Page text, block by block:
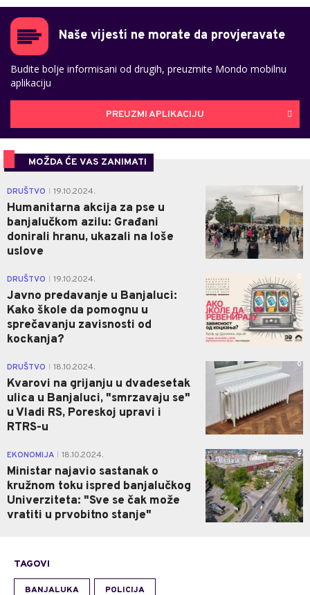
Naše vijesti ne morate da provjeravate
Budite bolje informisani od drugih, preuzmite Mondo mobilnu
aplikaciju
PREUZMI APLIKACIJU
MOŽDA ĆE VAS ZANIMATI
DRUŠTVO 19.10.2024.
Humanitarna akcija za pse u
banjalučkom azilu: Građani
donirali hranu, ukazali na loše
uslove
3
DRUŠTVO 19.10.2024.
Javno predavanje u Banjaluci:
Kako škole da pomognu u
sprečavanju zavisnosti od
kockanja?
0
DRUŠTVO 18.10.2024.
Kvarovi na grijanju u dvadesetak
ulica u Banjaluci, "smrzavaju se"
u Vladi RS, Poreskoj upravi i
RTRS-u
0
EKONOMIJA 18.10.2024.
Ministar najavio sastanak o
kružnom toku ispred banjalučkog
Univerziteta: "Sve se čak može
vratiti u prvobitno stanje"
2
TAGOVI
BANJALUKA POLICIJA